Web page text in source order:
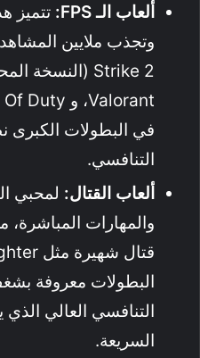
ألعاب الـ FPS:
تتميز
في البطولات الكبرى
التنافسي.
ألعاب القتال: لمحبي
والمهارات
البطولات معروفة
التنافسي العالي
السريعة.